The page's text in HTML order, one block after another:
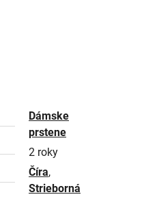
Dámske
prstene
2 roky
Číra,
Strieborná